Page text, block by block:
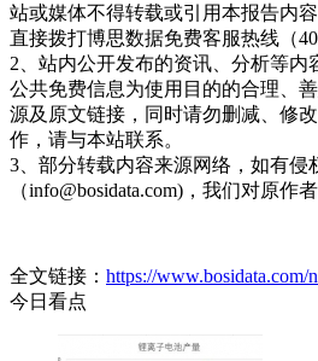
站或媒体不得转载或引用本报告内
直接拨打博思数据免费客服热线（
2、站内公开发布的资讯、分析等内
公共免费信息为使用目的的合理、
源及原文链接，同时请勿删减、修
作，请与本站联系。
3、部分转载内容来源网络，如有侵
（info@bosidata.com)，我们对原作
全文链接： https://www.bosidata.com/
今日看点